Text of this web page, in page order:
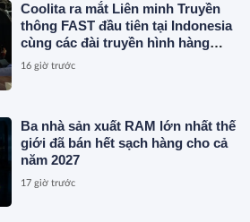
Coolita ra mắt Liên minh Truyền
thông FAST đầu tiên tại Indonesia
cùng các đài truyền hình hàng
đầu
16 giờ trước
Ba nhà sản xuất RAM lớn nhất thế
giới đã bán hết sạch hàng cho cả
năm 2027
17 giờ trước